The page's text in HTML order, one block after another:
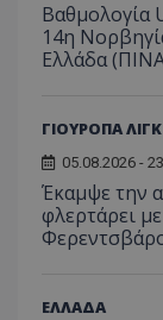
Βαθμολογία
14η
Ελλάδα
ΓΙΟΥΡΟΠΑ ΛΙΓΚ
05.08.2026 -
Έκαμψε την
φλερτάρει
ΕΛΛΑΔΑ